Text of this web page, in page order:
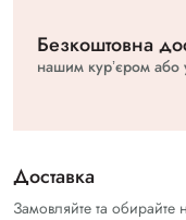
Безкоштовна
нашим курʼєром або
Доставка
Замовляйте та обирайте